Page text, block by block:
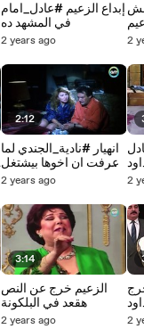
إبداع الزعيم #عادل_امام
في المشهد ده
2 years ago
2:12
انهيار #نادية_الجندي لما
عرفت ان اخوها بيشتغل
مع المخابرات
2 years ago
3:14
الزعيم خرج عن النص
هقعد في البلكونة
2 years ago
لن اقبل مش
2
ده
2
2